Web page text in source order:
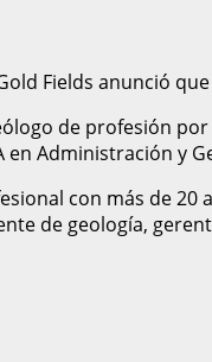
Fields anunció
de profesión
en Administración y
con más de
de geología,